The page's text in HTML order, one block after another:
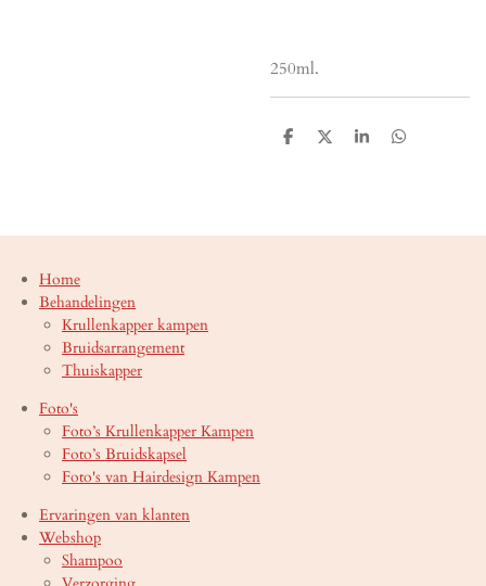
250ml.
D
D
S
D
Home
Behandelingen
Krullenkapper kampen
Bruidsarrangement
Thuiskapper
Foto's
Foto’s Krullenkapper Kampen
Foto’s Bruidskapsel
Foto's van Hairdesign Kampen
Ervaringen van klanten
Webshop
Shampoo